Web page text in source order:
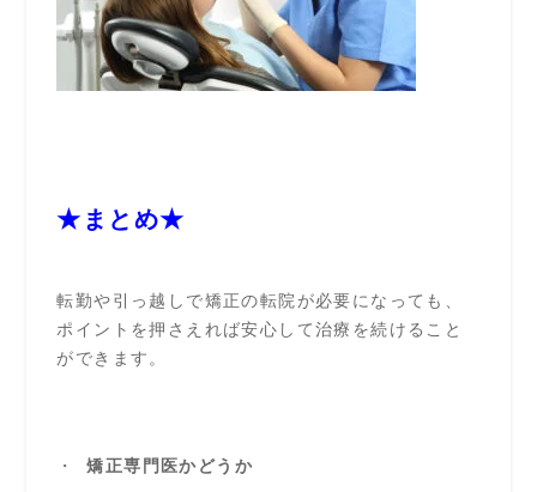
★まとめ★
転勤や引っ越しで矯正の転院が必要になっても、
ポイントを押さえれば安心して治療を続けること
ができます。
矯正専門医かどうか